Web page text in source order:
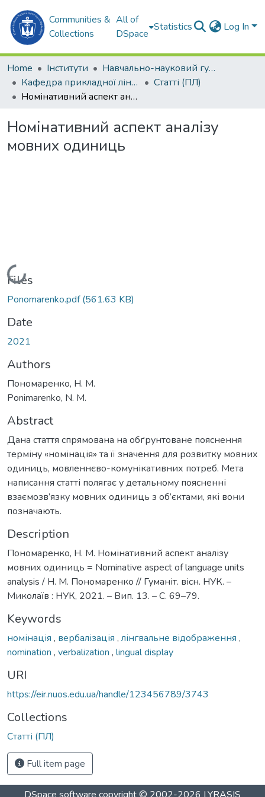
Communities &
Collections
All of
DSpace
Statistics Log In
Home Інститути
Навчально-науковий гуманітарний інститут (ННГІ)
Кафедра прикладної лінгвістики (ПЛ)
Статті (ПЛ)
Номінативний аспект аналізу мовних одиниць
Номінативний аспект аналізу
мовних одиниць
Loading...
Files
Ponomarenko.pdf(561.63 KB)
Date
2021
Authors
Пономаренко, Н. М.
Ponimarenko, N. M.
Abstract
Дана стаття спрямована на обґрунтоване пояснення
терміну «номінація» та її значення для розвитку мовних
одиниць, мовленнєво-комунікативних потреб. Мета
написання статті полягає у детальному поясненні
взаємозв’язку мовних одиниць з об’єктами, які вони
позначають.
Description
Пономаренко, Н. М. Номінативний аспект аналізу
мовних одиниць = Nominative aspect of language units
analysis / Н. М. Пономаренко // Гуманіт. вісн. НУК. –
Миколаїв : НУК, 2021. – Вип. 13. – С. 69–79.
Keywords
номінація , вербалізація , лінгвальне відображення ,
nomination , verbalization , lingual display
URI
https://eir.nuos.edu.ua/handle/123456789/3743
Collections
Статті (ПЛ)
Full item page